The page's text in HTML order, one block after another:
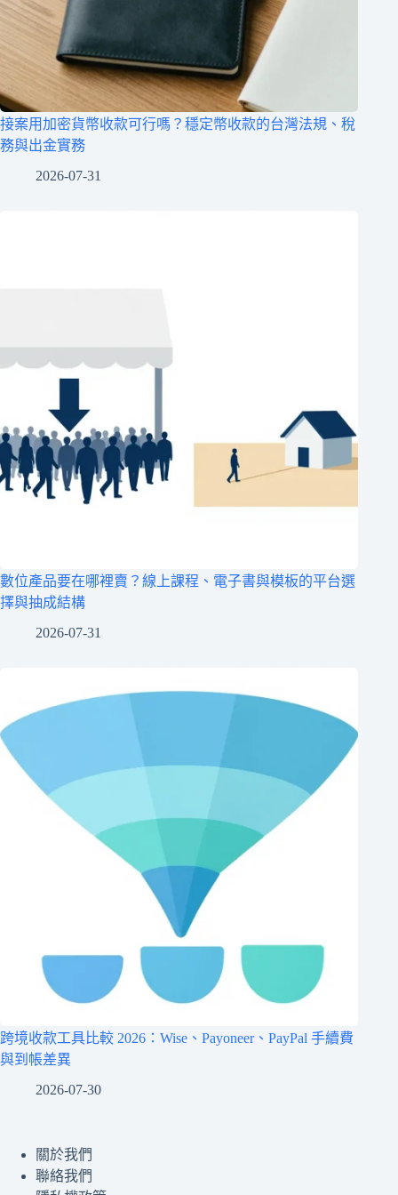
接案用加密貨幣收款可行嗎？穩定幣收款的台灣法規、稅
務與出金實務
2026-07-31
數位產品要在哪裡賣？線上課程、電子書與模板的平台選
擇與抽成結構
2026-07-31
跨境收款工具比較 2026：Wise、Payoneer、PayPal 手續費
與到帳差異
2026-07-30
關於我們
聯絡我們